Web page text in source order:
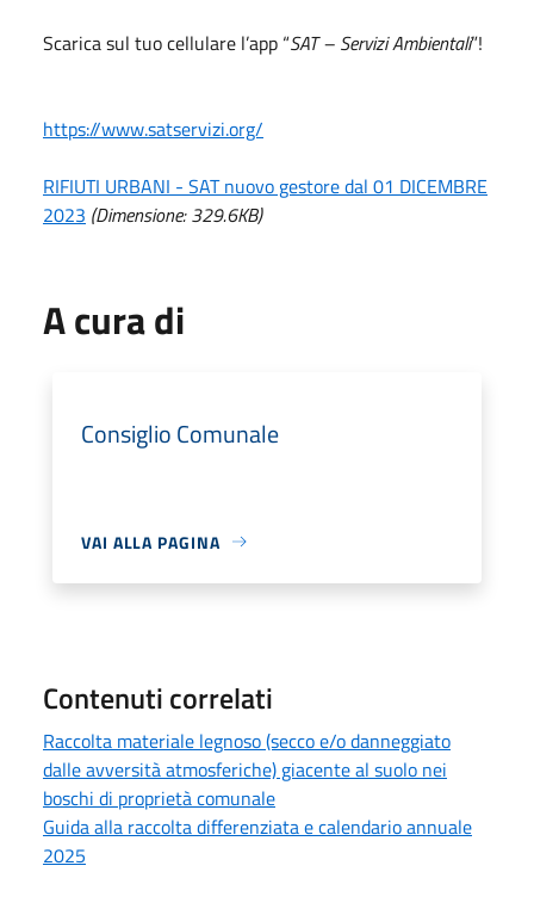
Scarica sul tuo cellulare l’app “SAT – Servizi Ambientali”!
https://www.satservizi.org/
RIFIUTI URBANI - SAT nuovo gestore dal 01 DICEMBRE
2023 (Dimensione: 329.6KB)
A cura di
Consiglio Comunale
VAI ALLA PAGINA
Contenuti correlati
Raccolta materiale legnoso (secco e/o danneggiato
dalle avversità atmosferiche) giacente al suolo nei
boschi di proprietà comunale
Guida alla raccolta differenziata e calendario annuale
2025